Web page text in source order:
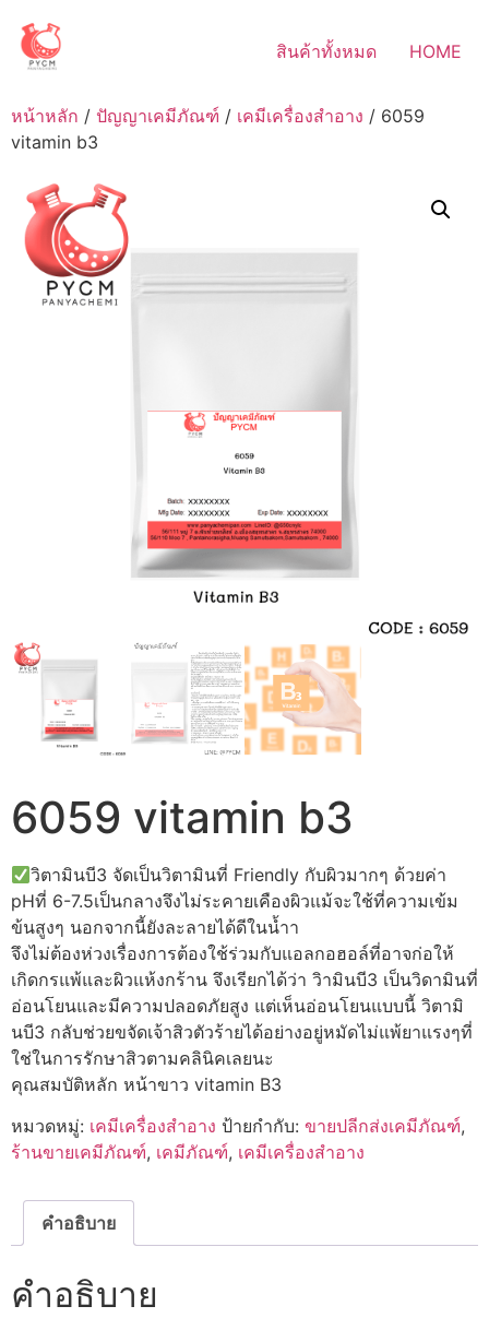
content
สินค้าทั้งหมด HOME
หน้าหลัก / ปัญญาเคมีภัณฑ์ / เคมีเครื่องสำอาง / 6059
vitamin b3
6059 vitamin b3
วิตามินบี3 จัดเป็นวิตามินที่ Friendly กับผิวมากๆ ด้วยค่า
pHที่ 6-7.5เป็นกลางจึงไม่ระคายเคืองผิวแม้จะใช้ที่ความเข้ม
ข้นสูงๆ นอกจากนี้ยังละลายได้ดีในน้ำา
จึงไม่ต้องห่วงเรื่องการต้องใช้ร่วมกับแอลกอฮอล์ที่อาจก่อให้
เกิดกรแพ้และผิวแห้งกร้าน จึงเรียกได้ว่า วิามินบี3 เป็นวิดามินที่
อ่อนโยนและมีความปลอดภัยสูง แต่เห็นอ่อนโยนแบบนี้ วิตามิ
นบี3 กลับช่วยขจัดเจ้าสิวตัวร้ายได้อย่างอยู่หมัดไม่แพ้ยาแรงๆที่
ใช่ในการรักษาสิวตามคลินิคเลยนะ
คุณสมบัติหลัก หน้าขาว vitamin B3
หมวดหมู่: เคมีเครื่องสำอาง ป้ายกำกับ: ขายปลีกส่งเคมีภัณฑ์,
ร้านขายเคมีภัณฑ์, เคมีภัณฑ์, เคมีเครื่องสำอาง
คำอธิบาย
คำอธิบาย